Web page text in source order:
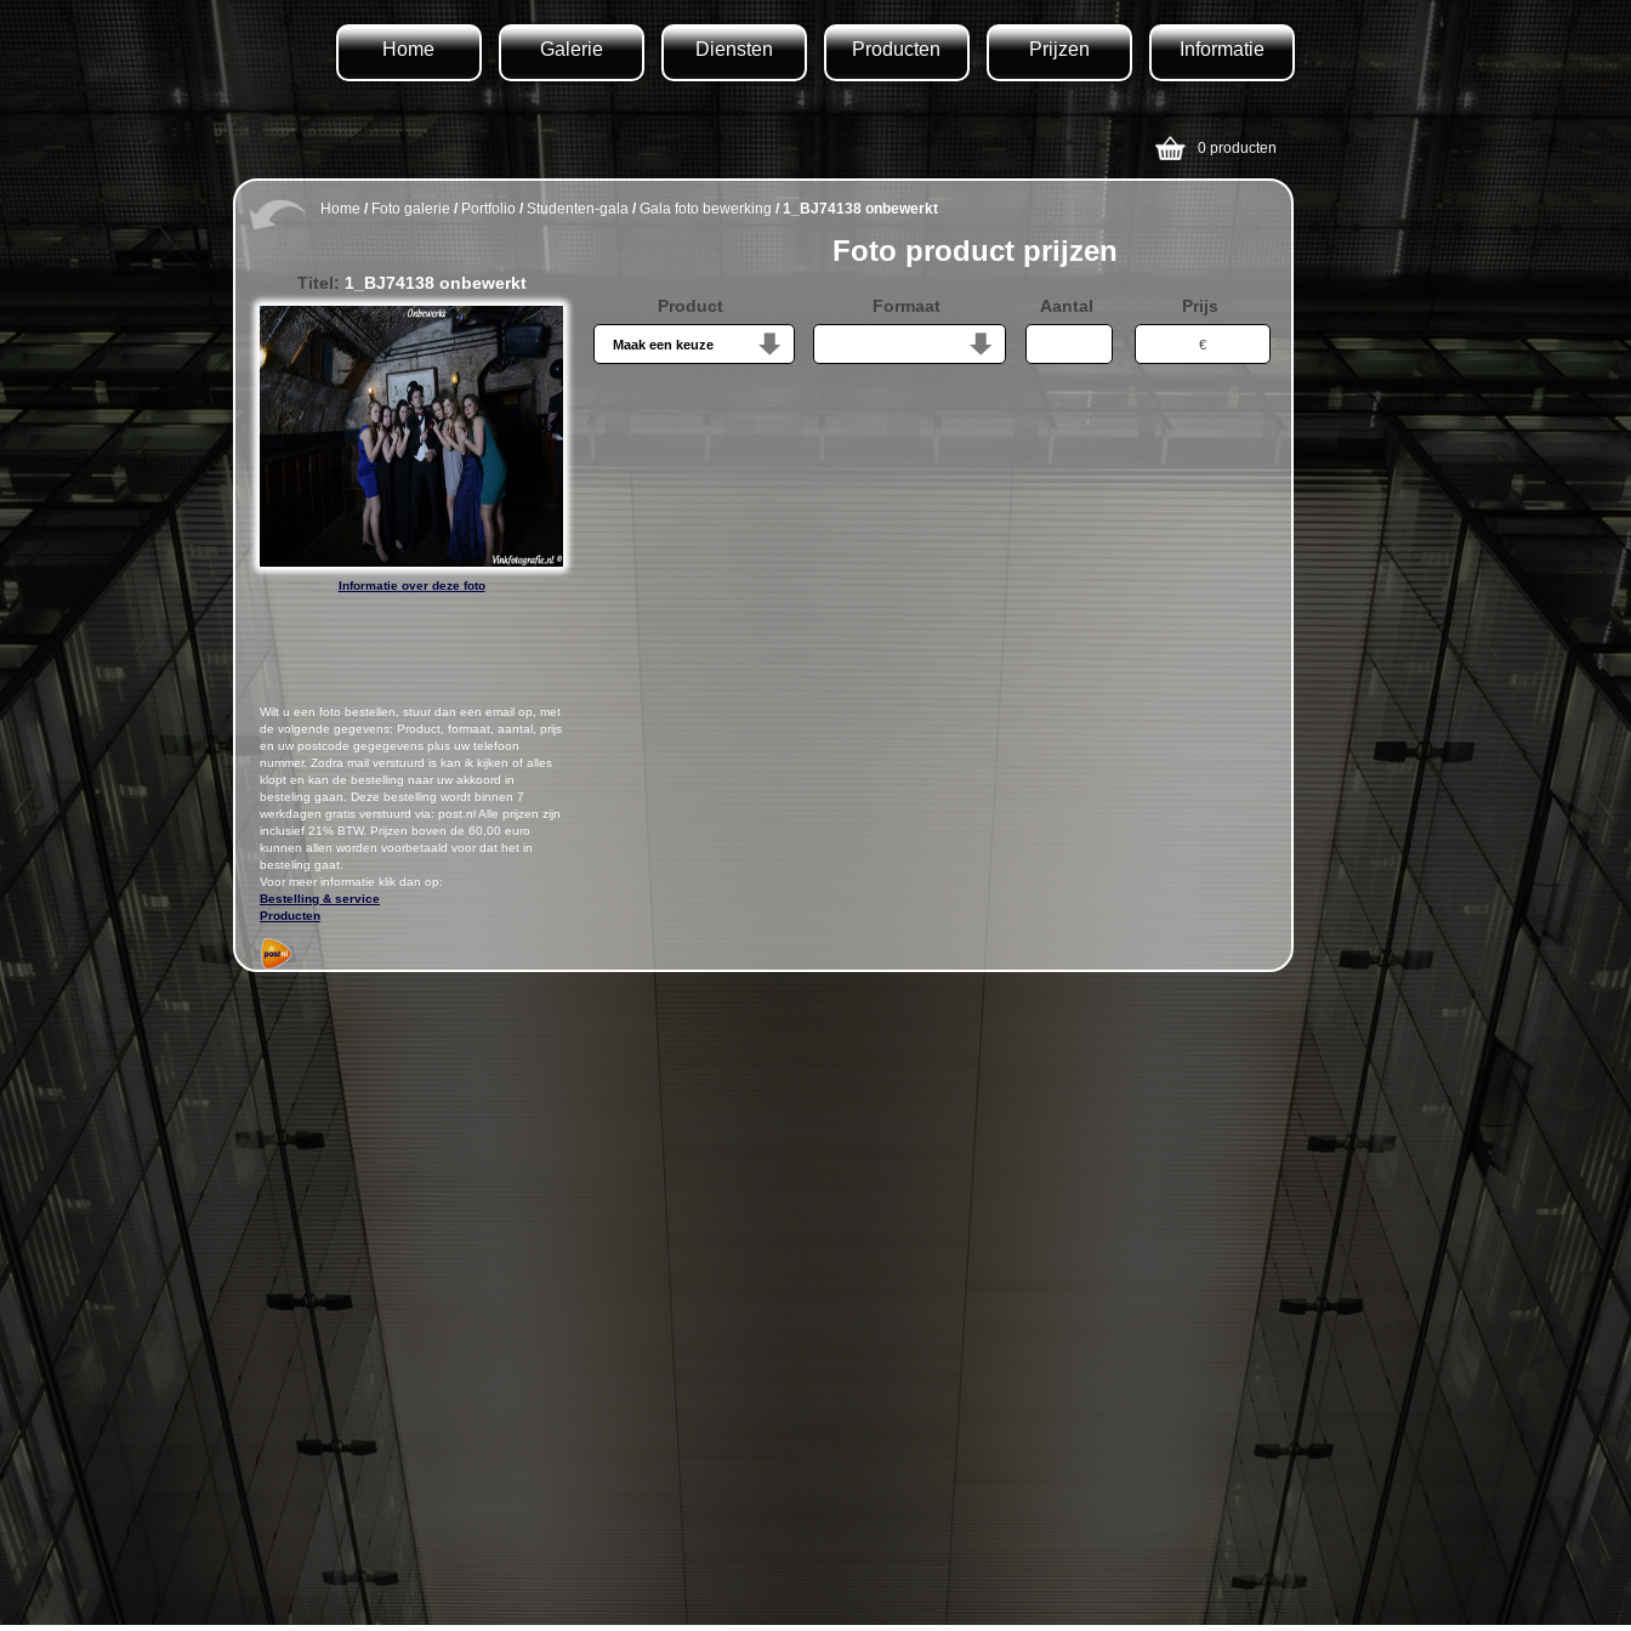
Home Galerie Diensten Producten Prijzen Informatie
0 producten
Home / Foto galerie / Portfolio / Studenten-gala / Gala foto bewerking / 1_BJ74138 onbewerkt
Titel: 1_BJ74138 onbewerkt
Informatie over deze foto
Wilt u een foto bestellen, stuur dan een email op, met
de volgende gegevens: Product, formaat, aantal, prijs
en uw postcode gegegevens plus uw telefoon
nummer. Zodra mail verstuurd is kan ik kijken of alles
klopt en kan de bestelling naar uw akkoord in
besteling gaan. Deze bestelling wordt binnen 7
werkdagen gratis verstuurd via: post.nl Alle prijzen zijn
inclusief 21% BTW. Prijzen boven de 60,00 euro
kunnen allen worden voorbetaald voor dat het in
besteling gaat.
Voor meer informatie klik dan op:
Bestelling & service
Producten
Foto product prijzen
Product Formaat Aantal Prijs